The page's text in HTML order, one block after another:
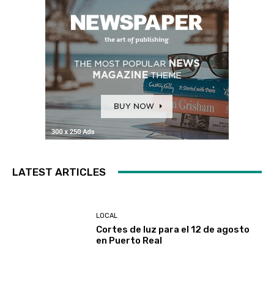
LATEST ARTICLES
LOCAL
Cortes de luz para el 12 de agosto
en Puerto Real